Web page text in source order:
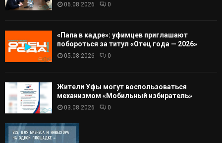
06.08.2026 0
«Папа в кадре»: уфимцев приглашают
побороться за титул «Отец года — 2026»
05.08.2026 0
Жители Уфы могут воспользоваться
механизмом «Мобильный избиратель»
03.08.2026 0